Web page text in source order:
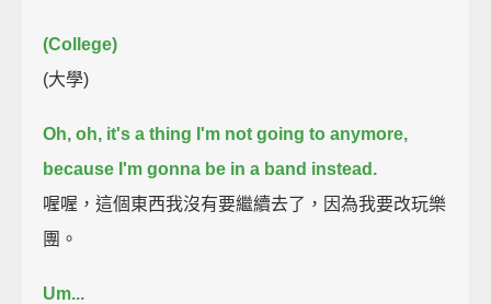
(College)
(大學)
Oh, oh, it's a thing I'm not going to anymore,
because I'm gonna be in a band instead.
喔喔，這個東西我沒有要繼續去了，因為我要改玩樂
團。
Um...